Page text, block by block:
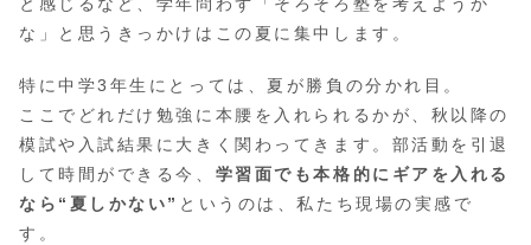
な」と思うきっかけはこの夏に集中します。
特に中学3年生にとっては、夏が勝負の分かれ目。
ここでどれだけ勉強に本腰を入れられるかが、秋以降の
模試や入試結果に大きく関わってきます。部活動を引退
して時間ができる今、 学習面でも本格的にギアを入れる
なら“夏しかない” というのは、私たち現場の実感で
す。